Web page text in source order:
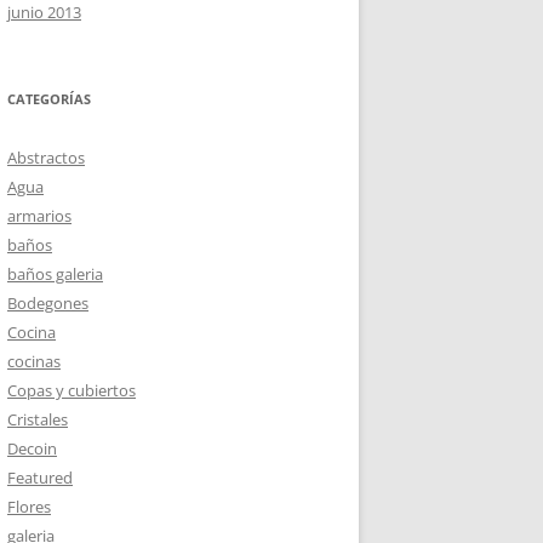
junio 2013
CATEGORÍAS
Abstractos
Agua
armarios
baños
baños galeria
Bodegones
Cocina
cocinas
Copas y cubiertos
Cristales
Decoin
Featured
Flores
galeria